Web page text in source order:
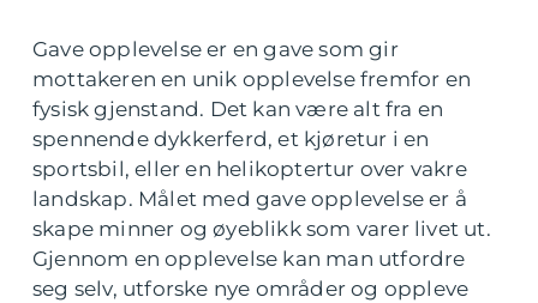
Gave opplevelse er en gave som gir
mottakeren en unik opplevelse fremfor en
fysisk gjenstand. Det kan være alt fra en
spennende dykkerferd, et kjøretur i en
sportsbil, eller en helikoptertur over vakre
landskap. Målet med gave opplevelse er å
skape minner og øyeblikk som varer livet ut.
Gjennom en opplevelse kan man utfordre
seg selv, utforske nye områder og oppleve